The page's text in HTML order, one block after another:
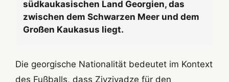
südkaukasischen Land Georgien, das
zwischen dem Schwarzen Meer und dem
Großen Kaukasus liegt.
Die georgische Nationalität bedeutet im Kontext
des Fußballs, dass Zivzivadze für den